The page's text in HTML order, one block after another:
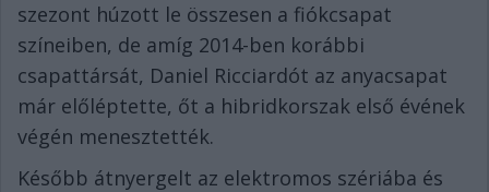
szezont húzott le összesen a fiókcsapat
színeiben, de amíg 2014-ben korábbi
csapattársát, Daniel Ricciardót az anyacsapat
már előléptette, őt a hibridkorszak első évének
végén menesztették.
Később átnyergelt az elektromos szériába és